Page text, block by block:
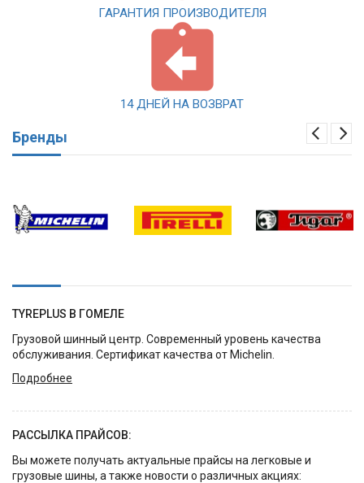
ГАРАНТИЯ ПРОИЗВОДИТЕЛЯ
14 ДНЕЙ НА ВОЗВРАТ
Бренды
TYREPLUS В ГОМЕЛЕ
Грузовой шинный центр. Современный уровень качества
обслуживания. Сертификат качества от Michelin.
Подробнее
РАССЫЛКА ПРАЙСОВ:
Вы можете получать актуальные прайсы на легковые и
грузовые шины, а также новости о различных акциях: